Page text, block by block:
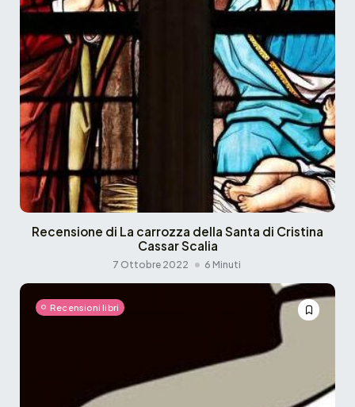
Recensione di La carrozza della Santa di Cristina
Cassar Scalia
7 Ottobre 2022 6 Minuti
Recensioni libri